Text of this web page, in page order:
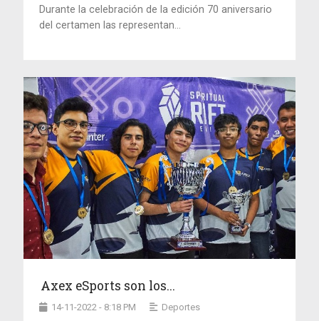
Durante la celebración de la edición 70 aniversario
del certamen las representan...
Axex eSports son los...
14-11-2022 - 8:18 PM Deportes